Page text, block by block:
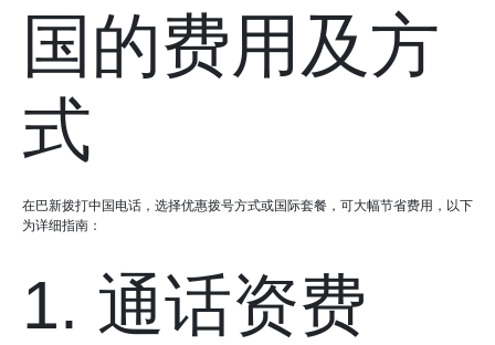
国的费用及方
式
在巴新拨打中国电话，选择优惠拨号方式或国际套餐，可大幅节省费用，以下
为详细指南：
1. 通话资费